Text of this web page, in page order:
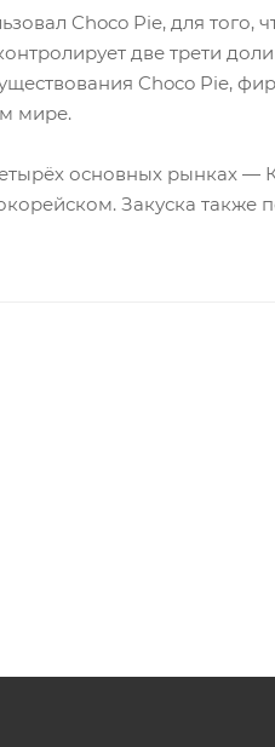
Choco Pie, для того,
две трети
Choco Pie,
мире.
основных рынках —
Закуска также